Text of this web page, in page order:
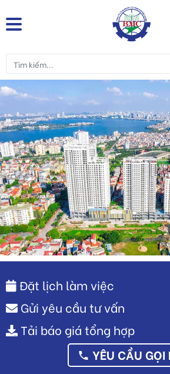
Đặt lịch làm việc
Gửi yêu cầu tư vấn
Tải báo giá tổng hợp
SẢN PHẨM MỚI